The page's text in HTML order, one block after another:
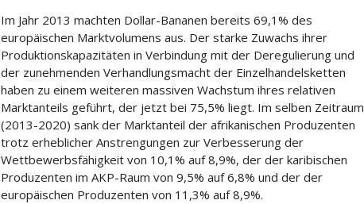
Im Jahr 2013 machten Dollar-Bananen bereits 69,1% des
europäischen Marktvolumens aus. Der starke Zuwachs ihrer
Produktionskapazitäten in Verbindung mit der Deregulierung und
der zunehmenden Verhandlungsmacht der Einzelhandelsketten
haben zu einem weiteren massiven Wachstum ihres relativen
Marktanteils geführt, der jetzt bei 75,5% liegt. Im selben Zeitraum
(2013-2020) sank der Marktanteil der afrikanischen Produzenten
trotz erheblicher Anstrengungen zur Verbesserung der
Wettbewerbsfähigkeit von 10,1% auf 8,9%, der der karibischen
Produzenten im AKP-Raum von 9,5% auf 6,8% und der der
europäischen Produzenten von 11,3% auf 8,9%.